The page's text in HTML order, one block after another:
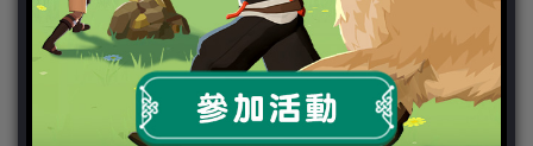
TGS2019
VIPlayer
天堂2:革命 專區
天堂2:革命 攻略